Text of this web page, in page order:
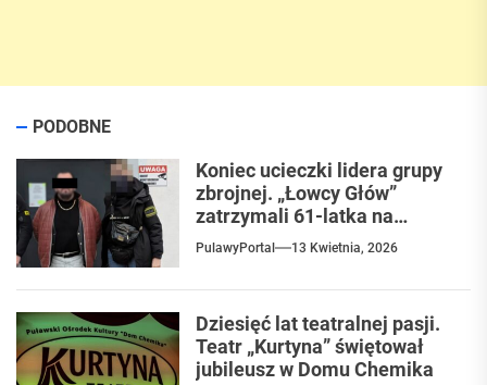
PODOBNE
Koniec ucieczki lidera grupy
zbrojnej. „Łowcy Głów”
zatrzymali 61-latka na
ulicach Puław
PulawyPortal 13 Kwietnia, 2026
Dziesięć lat teatralnej pasji.
Teatr „Kurtyna” świętował
jubileusz w Domu Chemika